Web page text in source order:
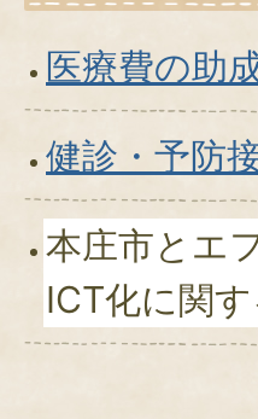
医療費の助
健診・予防
本庄市とエ
ICT化に関